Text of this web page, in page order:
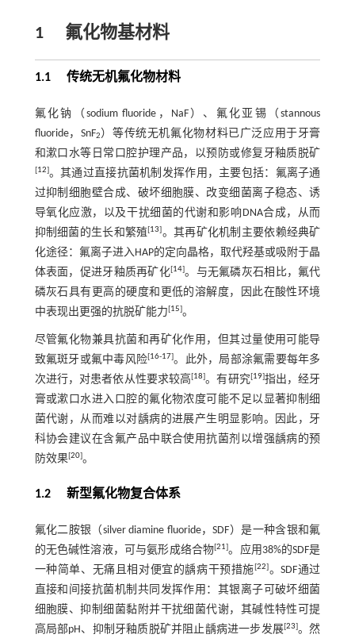
1氟化物基材料
1.1 传统无机氟化物材料
氟化钠（sodium fluoride，NaF）、氟化亚锡（stannous
fluoride，SnF2 ）等传统无机氟化物材料已广泛应用于牙膏
和漱口水等日常口腔护理产品，以预防或修复牙釉质脱矿
[12]。其通过直接抗菌机制发挥作用，主要包括：氟离子通
过抑制细胞壁合成、破坏细胞膜、改变细菌离子稳态、诱
导氧化应激，以及干扰细菌的代谢和影响DNA合成，从而
抑制细菌的生长和繁殖[13]。其再矿化机制主要依赖经典矿
化途径：氟离子进入HAP的定向晶格，取代羟基或吸附于晶
体表面，促进牙釉质再矿化[14]。与无氟磷灰石相比，氟代
磷灰石具有更高的硬度和更低的溶解度，因此在酸性环境
中表现出更强的抗脱矿能力[15]。
尽管氟化物兼具抗菌和再矿化作用，但其过量使用可能导
致氟斑牙或氟中毒风险[16-17]。此外，局部涂氟需要每年多
次进行，对患者依从性要求较高[18]。有研究[19]指出，经牙
膏或漱口水进入口腔的氟化物浓度可能不足以显著抑制细
菌代谢，从而难以对龋病的进展产生明显影响。因此，牙
科协会建议在含氟产品中联合使用抗菌剂以增强龋病的预
防效果[20]。
1.2 新型氟化物复合体系
氟化二胺银（silver diamine fluoride，SDF）是一种含银和氟
的无色碱性溶液，可与氨形成络合物[21]。应用38%的SDF是
一种简单、无痛且相对便宜的龋病干预措施[22]。SDF通过
直接和间接抗菌机制共同发挥作用：其银离子可破坏细菌
细胞膜、抑制细菌黏附并干扰细菌代谢，其碱性特性可提
高局部pH、抑制牙釉质脱矿并阻止龋病进一步发展[23]。然